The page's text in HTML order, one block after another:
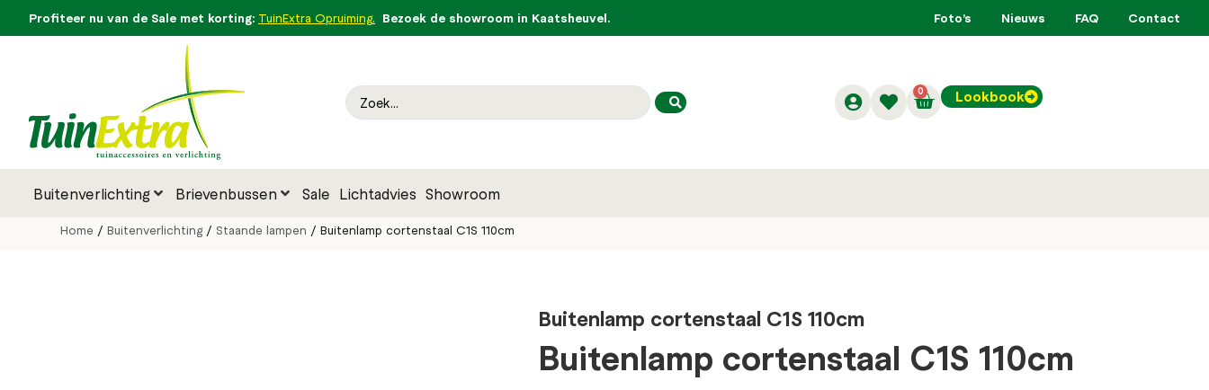
Profiteer nu van de Sale met korting: TuinExtra Opruiming. Bezoek de showroom in Kaatsheuvel. Foto’s Nieuws FAQ Contact
0 Lookbook
Buitenverlichting Brievenbussen Sale Lichtadvies Showroom
Home /Buitenverlichting/ Staande lampen / Buitenlamp cortenstaal C1S 110cm
Buitenlamp cortenstaal C1S 110cm
Buitenlamp cortenstaal C1S 110cm